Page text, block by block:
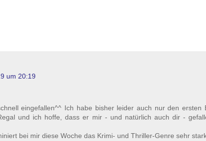
um 20:19
eingefallen^^ Ich habe bisher leider auch nur den ersten
und ich hoffe, dass er mir - und natürlich auch dir -
bei mir diese Woche das Krimi- und Thriller-Genre sehr